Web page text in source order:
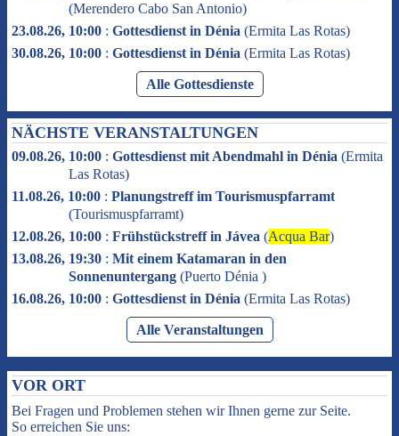
(Merendero Cabo San Antonio)
23.08.26, 10:00 : Gottesdienst in Dénia (Ermita Las Rotas)
30.08.26, 10:00 : Gottesdienst in Dénia (Ermita Las Rotas)
Alle Gottesdienste
NÄCHSTE VERANSTALTUNGEN
09.08.26, 10:00 : Gottesdienst mit Abendmahl in Dénia (Ermita
Las Rotas)
11.08.26, 10:00 : Planungstreff im Tourismuspfarramt
(Tourismuspfarramt)
12.08.26, 10:00 : Frühstückstreff in Jávea (Acqua Bar)
13.08.26, 19:30 : Mit einem Katamaran in den
Sonnenuntergang (Puerto Dénia )
16.08.26, 10:00 : Gottesdienst in Dénia (Ermita Las Rotas)
Alle Veranstaltungen
VOR ORT
Bei Fragen und Problemen stehen wir Ihnen gerne zur Seite.
So erreichen Sie uns: